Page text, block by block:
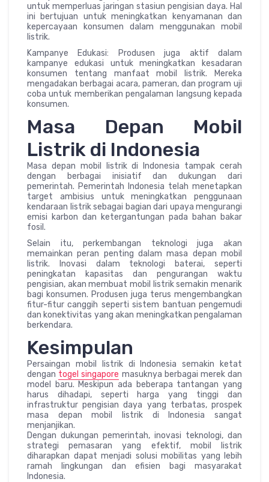
untuk memperluas jaringan stasiun pengisian daya. Hal
ini bertujuan untuk meningkatkan kenyamanan dan
kepercayaan konsumen dalam menggunakan mobil
listrik.
Kampanye Edukasi: Produsen juga aktif dalam
kampanye edukasi untuk meningkatkan kesadaran
konsumen tentang manfaat mobil listrik. Mereka
mengadakan berbagai acara, pameran, dan program uji
coba untuk memberikan pengalaman langsung kepada
konsumen.
Masa Depan Mobil
Listrik di Indonesia
Masa depan mobil listrik di Indonesia tampak cerah
dengan berbagai inisiatif dan dukungan dari
pemerintah. Pemerintah Indonesia telah menetapkan
target ambisius untuk meningkatkan penggunaan
kendaraan listrik sebagai bagian dari upaya mengurangi
emisi karbon dan ketergantungan pada bahan bakar
fosil.
Selain itu, perkembangan teknologi juga akan
memainkan peran penting dalam masa depan mobil
listrik. Inovasi dalam teknologi baterai, seperti
peningkatan kapasitas dan pengurangan waktu
pengisian, akan membuat mobil listrik semakin menarik
bagi konsumen. Produsen juga terus mengembangkan
fitur-fitur canggih seperti sistem bantuan pengemudi
dan konektivitas yang akan meningkatkan pengalaman
berkendara.
Kesimpulan
Persaingan mobil listrik di Indonesia semakin ketat
dengan togel singapore masuknya berbagai merek dan
model baru. Meskipun ada beberapa tantangan yang
harus dihadapi, seperti harga yang tinggi dan
infrastruktur pengisian daya yang terbatas, prospek
masa depan mobil listrik di Indonesia sangat
menjanjikan.
Dengan dukungan pemerintah, inovasi teknologi, dan
strategi pemasaran yang efektif, mobil listrik
diharapkan dapat menjadi solusi mobilitas yang lebih
ramah lingkungan dan efisien bagi masyarakat
Indonesia.